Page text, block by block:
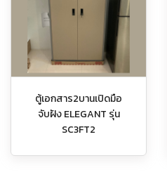
ตู้เอกสาร2บานเปิดมือ
จับฝัง ELEGANT รุ่น
SC3FT2